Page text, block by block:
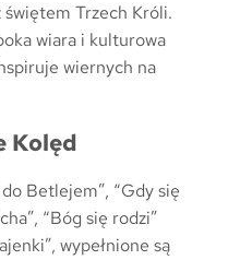
świętem Trzech Króli.
wiara i kulturowa
wiernych na
Kolęd
Betlejem”, “Gdy się
“Bóg się rodzi”
wypełnione są